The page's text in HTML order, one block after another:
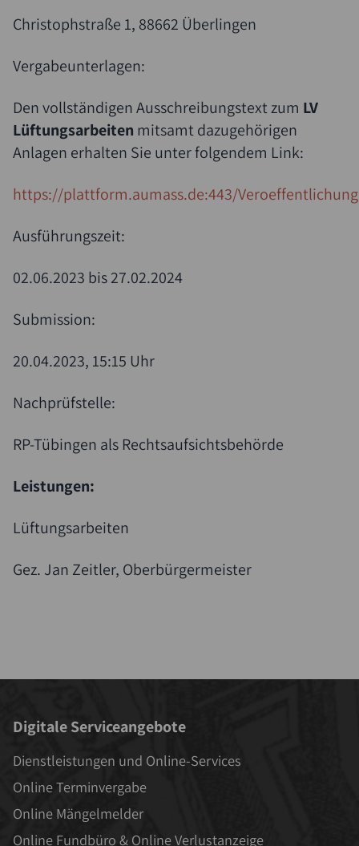
Christophstraße 1, 88662 Überlingen
Vergabeunterlagen:
Den vollständigen Ausschreibungstext zum LV
Lüftungsarbeiten mitsamt dazugehörigen
Anlagen erhalten Sie unter folgendem Link:
https://plattform.aumass.de:443/
Ausführungszeit:
02.06.2023 bis 27.02.2024
Submission:
20.04.2023, 15:15 Uhr
Nachprüfstelle:
RP-Tübingen als Rechtsaufsichtsbehörde
Leistungen:
Lüftungsarbeiten
Gez. Jan Zeitler, Oberbürgermeister
Digitale Serviceangebote
Dienstleistungen und Online-Services
Online Terminvergabe
Online Mängelmelder
Online Fundbüro & Online Verlustanzeige